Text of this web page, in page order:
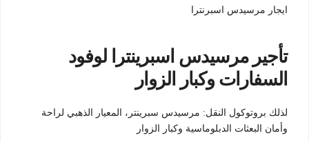
ايجار مرسيدس اسبرنترا
تأجير مرسيدس اسبرينترا لوفود
السفارات وكبار الزوار
لذلك بروتوكول النقل: مرسيدس سبرينتر، المعيار الذهبي لراحة
وأمان البعثات الدبلوماسية وكبار الزوار